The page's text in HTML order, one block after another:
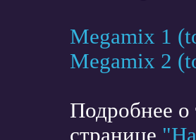
Megamix 1
Megamix 2
Подробнее о
странице